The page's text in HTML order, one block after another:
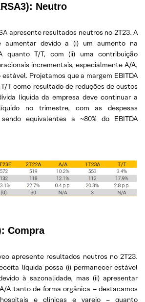
Neutro
apresente resultados neutros no 2T23. A
aumentar devido a (i) um aumento na
quanto T/T, com (ii) uma contribuição
incrementais, especialmente A/A,
Projetamos que a margem EBITDA
T como resultado de reduções de custos
líquida da empresa deve continuar a
no trimestre, com as despesas
equivalentes a ~80% do EBITDA
Compra
apresente resultados neutros no 2T23.
líquida possa (i) permanecer estável
à sazonalidade, mas (ii) apresentar
A tanto de forma orgânica – destacamos
e clínicas e varejo – quanto